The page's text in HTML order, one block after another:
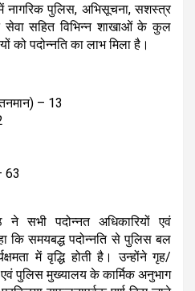
नागरिक पुलिस, अभिसूचना, सशस्त्र
सेवा सहित विभिन्न शाखाओं के कुल
को पदोन्नति का लाभ मिला है।
– 13
63
सभी पदोन्नत अधिकारियों एवं
कि समयबद्ध पदोन्नति से पुलिस बल
में वृद्धि होती है। उन्होंने गृह/
एवं पुलिस मुख्यालय के कार्मिक अनुभाग